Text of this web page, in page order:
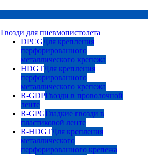
Гвозди для пневмопистолета
DPCGДля крепления
перфорированного
металлического крепежа
HDGTДля крепления
перфорированного
металлического крепежа
R-GDPГвозди в проволочной
ленте
R-GPGГладкие гвозди в
пластиковой ленте
R-HDGTДля крепления
металлического
перфорированного крепежа